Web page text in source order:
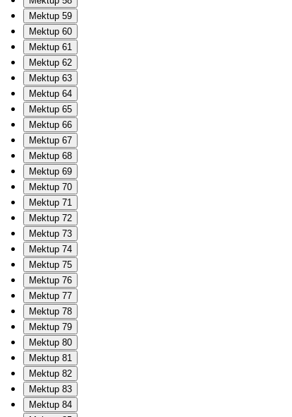
Mektup 59
Mektup 60
Mektup 61
Mektup 62
Mektup 63
Mektup 64
Mektup 65
Mektup 66
Mektup 67
Mektup 68
Mektup 69
Mektup 70
Mektup 71
Mektup 72
Mektup 73
Mektup 74
Mektup 75
Mektup 76
Mektup 77
Mektup 78
Mektup 79
Mektup 80
Mektup 81
Mektup 82
Mektup 83
Mektup 84